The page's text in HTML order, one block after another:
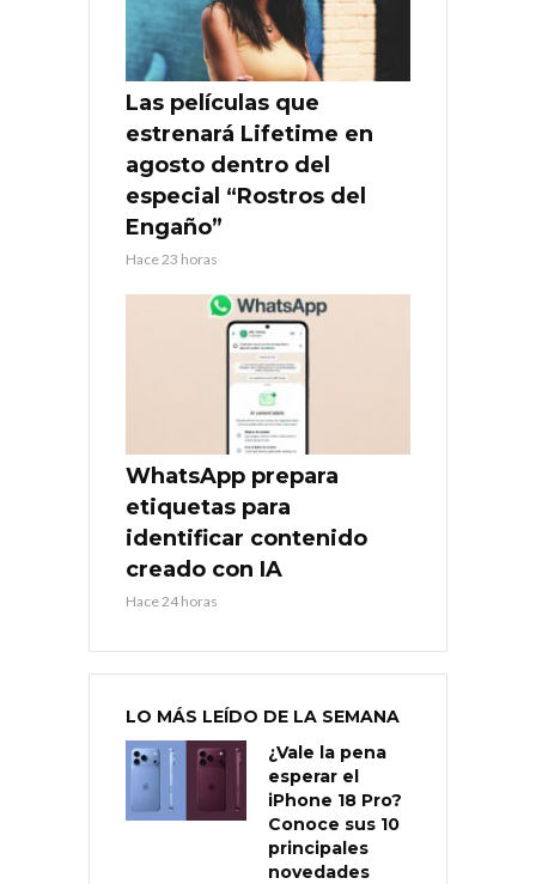
Las películas que
estrenará Lifetime en
agosto dentro del
especial “Rostros del
Engaño”
Hace 23 horas
WhatsApp prepara
etiquetas para
identificar contenido
creado con IA
Hace 24 horas
LO MÁS LEÍDO DE LA SEMANA
¿Vale la pena
esperar el
iPhone 18 Pro?
Conoce sus 10
principales
novedades